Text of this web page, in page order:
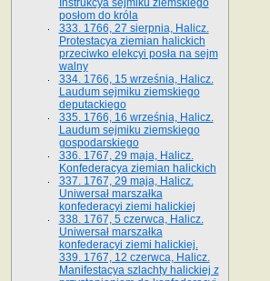
Instrukcya sejmiku ziemskiego
posłom do króla
333. 1766, 27 sierpnia, Halicz.
Protestacya ziemian halickich
przeciwko elekcyi posła na sejm
walny
334. 1766, 15 września, Halicz.
Laudum sejmiku ziemskiego
deputackiego
335. 1766, 16 września, Halicz.
Laudum sejmiku ziemskiego
gospodarskiego
336. 1767, 29 maja, Halicz.
Konfederacya ziemian halickich
337. 1767, 29 maja, Halicz.
Uniwersał marszałka
konfederacyi ziemi halickiej
338. 1767, 5 czerwca, Halicz.
Uniwersał marszałka
konfederacyi ziemi halickiej.
339. 1767, 12 czerwca, Halicz.
Manifestacya szlachty halickiej z